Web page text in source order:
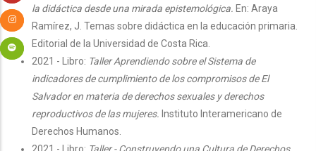
la didáctica desde una mirada epistemológica. En: Araya
Ramírez, J. Temas sobre didáctica en la educación primaria.
Editorial de la Universidad de Costa Rica.
2021 - Libro: Taller Aprendiendo sobre el Sistema de
indicadores de cumplimiento de los compromisos de El
Salvador en materia de derechos sexuales y derechos
reproductivos de las mujeres. Instituto Interamericano de
Derechos Humanos.